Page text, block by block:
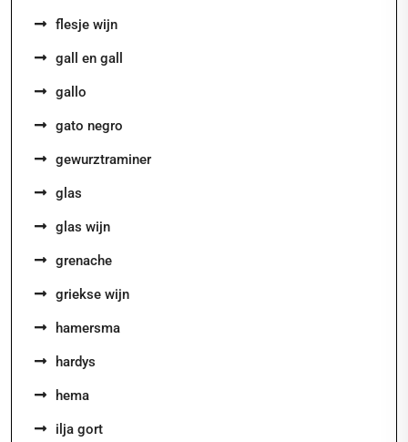
flesje wijn
gall en gall
gallo
gato negro
gewurztraminer
glas
glas wijn
grenache
griekse wijn
hamersma
hardys
hema
ilja gort